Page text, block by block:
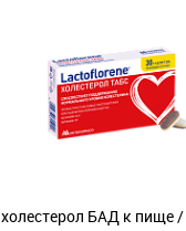
холестерол БАД к пище